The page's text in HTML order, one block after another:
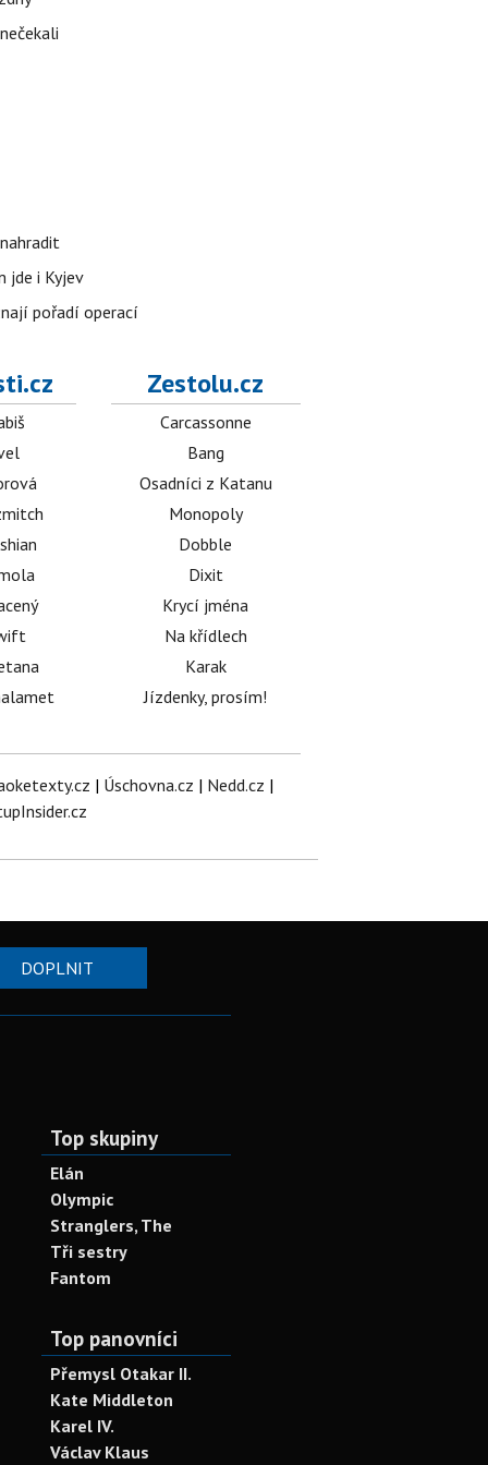
jde i Kyjev
pořadí operací
Zestolu.cz
Carcassonne
Bang
Osadníci z Katanu
Monopoly
Dobble
Dixit
Krycí jména
Na křídlech
Karak
Jízdenky, prosím!
| Úschovna.cz | Nedd.cz |
DOPLNIT
Top skupiny
Elán
Olympic
Stranglers, The
Tři sestry
Fantom
Top panovníci
Přemysl Otakar II.
Kate Middleton
Karel IV.
Václav Klaus